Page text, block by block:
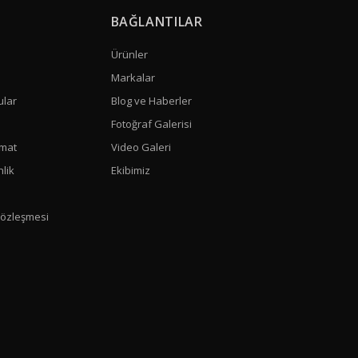
BAĞLANTILAR
Ürünler
Markalar
Blog ve Haberler
Fotoğraf Galerisi
Video Galeri
Ekibimiz